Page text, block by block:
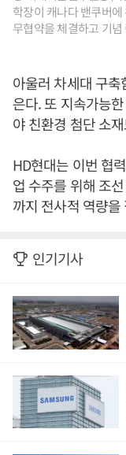
학장이 캐나다 밴쿠버
무협약을 체결하고 기
아울러 차세대 구
은다. 또 지속가능
야 친환경 첨단 소
HD현대는 이번 협
업 수주를 위해 조
까지 전사적 역량
인기기사